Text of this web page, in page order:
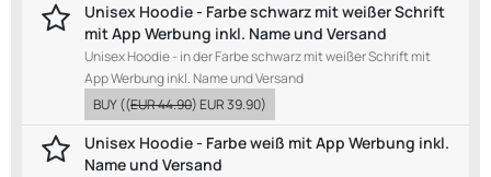
Unisex Hoodie - Farbe schwarz mit weißer Schrift
mit App Werbung inkl. Name und Versand
Unisex Hoodie - in der Farbe schwarz mit weißer Schrift mit
App Werbung inkl. Name und Versand
BUY((EUR 44.90)EUR 39.90)
Unisex Hoodie - Farbe weiß mit App Werbung inkl.
Name und Versand